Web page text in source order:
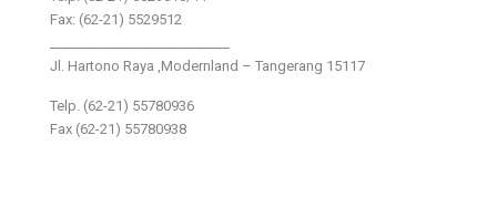
Fax: (62-21) 5529512
Jl. Hartono Raya ,Modernland – Tangerang 15117
Telp. (62-21) 55780936
Fax (62-21) 55780938